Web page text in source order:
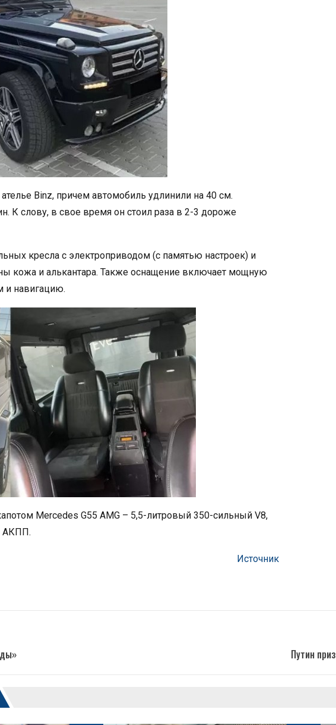
Binz, причем автомобиль удлинили на 40 см.
К слову, в свое время он стоил раза в 2-3 дороже
кресла с электроприводом (с памятью настроек) и
кожа и алькантара. Также оснащение включает мощную
и навигацию.
Mercedes G55 AMG – 5,5-литровый 350-сильный V8,
АКПП.
Источник
Путин